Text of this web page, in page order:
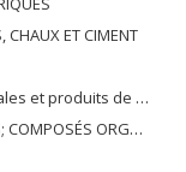
CHAUX ET CIMENT
BITUMINEUSES; CIRES MINÉRALES
RARES, D'ÉLÉMENTS RADIOACTIFS ET D'ISOTOPES